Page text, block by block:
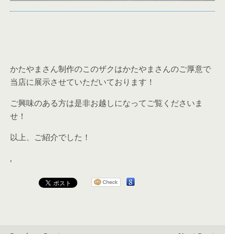
かたやまさん制作のこのザクはかたやまさんのご厚意で
当店に展示させていただいております！
ご興味のある方は是非お越しになってご覧くださいま
せ！
以上、ご紹介でした！
,